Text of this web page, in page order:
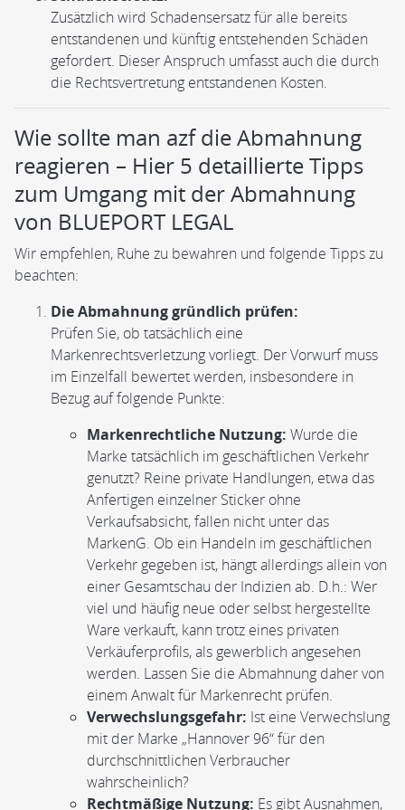
Zusätzlich wird Schadensersatz für alle bereits
entstandenen und künftig entstehenden Schäden
gefordert. Dieser Anspruch umfasst auch die durch
die Rechtsvertretung entstandenen Kosten.
Wie sollte man azf die Abmahnung
reagieren – Hier 5 detaillierte Tipps
zum Umgang mit der Abmahnung
von BLUEPORT LEGAL
Wir empfehlen, Ruhe zu bewahren und folgende Tipps zu
beachten:
Die Abmahnung gründlich prüfen:
Prüfen Sie, ob tatsächlich eine
Markenrechtsverletzung vorliegt. Der Vorwurf muss
im Einzelfall bewertet werden, insbesondere in
Bezug auf folgende Punkte:
Markenrechtliche Nutzung: Wurde die
Marke tatsächlich im geschäftlichen Verkehr
genutzt? Reine private Handlungen, etwa das
Anfertigen einzelner Sticker ohne
Verkaufsabsicht, fallen nicht unter das
MarkenG. Ob ein Handeln im geschäftlichen
Verkehr gegeben ist, hängt allerdings allein von
einer Gesamtschau der Indizien ab. D.h.: Wer
viel und häufig neue oder selbst hergestellte
Ware verkauft, kann trotz eines privaten
Verkäuferprofils, als gewerblich angesehen
werden. Lassen Sie die Abmahnung daher von
einem Anwalt für Markenrecht prüfen.
Verwechslungsgefahr: Ist eine Verwechslung
mit der Marke „Hannover 96“ für den
durchschnittlichen Verbraucher
wahrscheinlich?
Rechtmäßige Nutzung: Es gibt Ausnahmen,